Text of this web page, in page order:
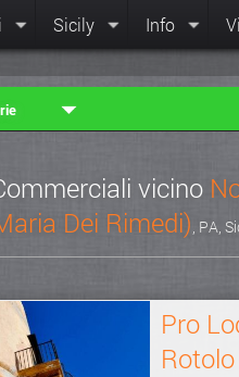
Sicily Info
vicino
Dei Rimedi) , PA,
Pro
Rotolo